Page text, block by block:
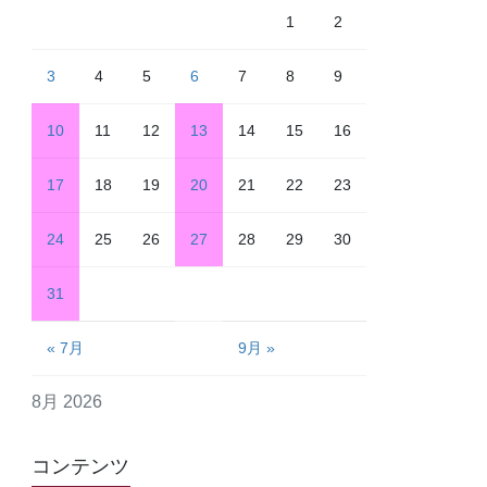
8月 2026
1 2
3 4 5 6 7 8 9
10 11 12 13 14 15 16
17 18 19 20 21 22 23
24 25 26 27 28 29 30
31
« 7月 9月 »
コンテンツ